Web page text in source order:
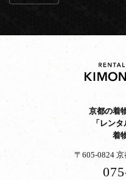
京都の着
「レン
着
〒605-0824